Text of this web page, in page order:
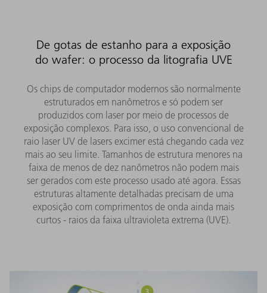
De gotas de estanho para a exposição
do wafer: o processo da litografia UVE
Os chips de computador modernos são normalmente
estruturados em nanômetros e só podem ser
produzidos com laser por meio de processos de
exposição complexos. Para isso, o uso convencional de
raio laser UV de lasers excimer está chegando cada vez
mais ao seu limite. Tamanhos de estrutura menores na
faixa de menos de dez nanômetros não podem mais
ser gerados com este processo usado até agora. Essas
estruturas altamente detalhadas precisam de uma
exposição com comprimentos de onda ainda mais
curtos - raios da faixa ultravioleta extrema (UVE).